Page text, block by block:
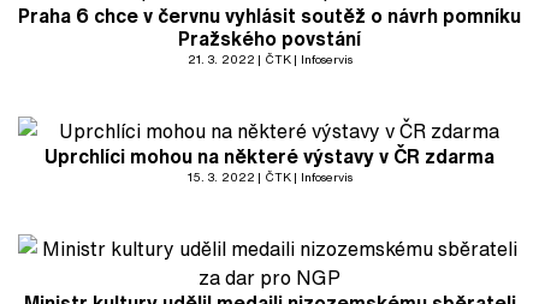
Praha 6 chce v červnu vyhlásit soutěž o návrh pomníku
Pražského povstání
21. 3. 2022 ČTK Infoservis
Uprchlíci mohou na některé výstavy v ČR zdarma
15. 3. 2022 ČTK Infoservis